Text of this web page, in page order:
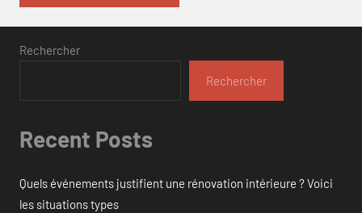
Rechercher
Rechercher
Recent Posts
Quels événements justifient une rénovation intérieure ? Voici
les situations types